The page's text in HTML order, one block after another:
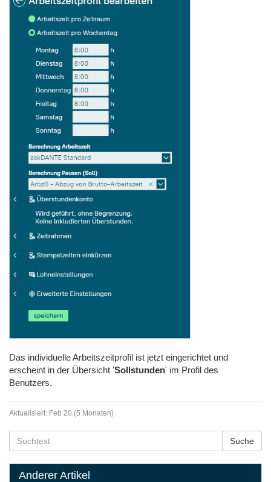
Das individuelle Arbeitszeitprofil ist jetzt eingerichtet und
erscheint in der Übersicht 'Sollstunden' im Profil des
Benutzers.
Aktualisiert: Feb 20 (5 Monaten)
Anderer Artikel